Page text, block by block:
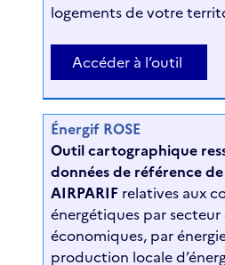
logements de votre
Accéder à l’outil
Énergif ROSE
Outil cartographique
données de référence
AIRPARIF relatives aux
énergétiques par secteur
économiques, par
production locale